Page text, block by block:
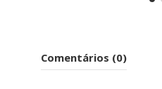
Comentários (0)